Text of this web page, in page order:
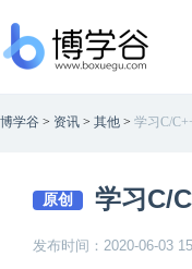
博学谷 > 资讯 > 其他 > 学习C/
原创 学习C/
发布时间：2020-06-03